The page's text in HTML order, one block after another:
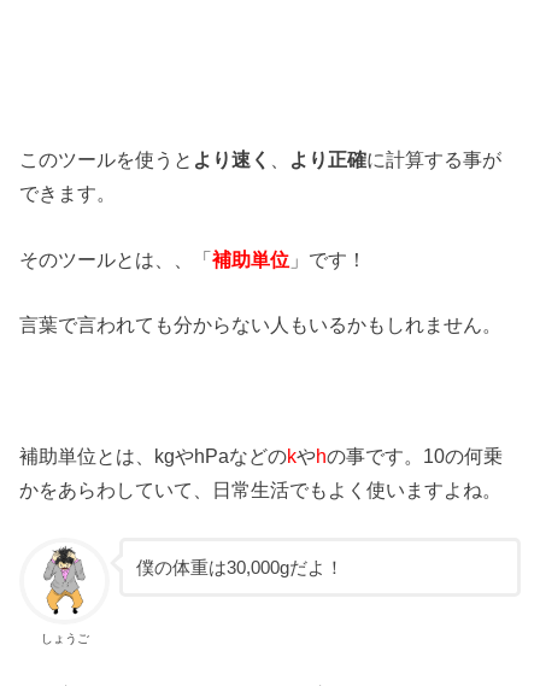
このツールを使うと より速く より正確に計算する事が
できます。
そのツールとは、、「補助単位 」です！
言葉で言われても分からない人もいるかもしれません。
補助単位とは、kgやhPaなどのkやhの事です。10の何乗
かをあらわしていて、日常生活でもよく使いますよね。
しょうご
僕の体重は30,000gだよ！